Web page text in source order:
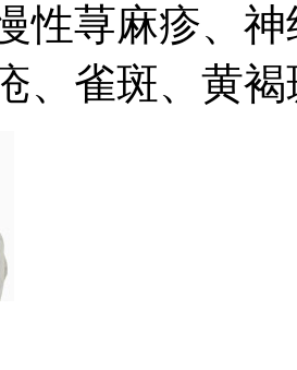
性荨麻疹、
、雀斑、黄褐